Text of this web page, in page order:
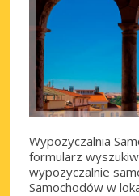
Wypozyczalnia
formularz
wypozyczalnie
Samochodów w